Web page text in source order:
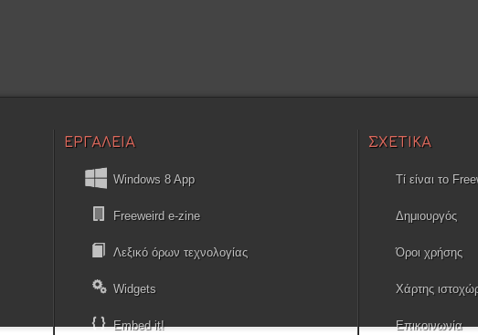
ΕΡΓΑΛΕΙΑ
Windows 8 App
Freeweird e-zine
Λεξικό όρων τεχνολογίας
Widgets
Embed it!
ΣΧΕΤΙΚΑ
Τί είναι το
Δημιουργός
Όροι χρήσης
Χάρτης
Επικοινωνία